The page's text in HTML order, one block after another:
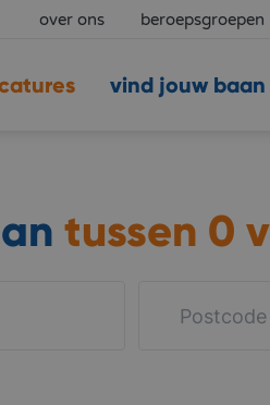
over ons beroepsgroepen
vind jouw baan
tussen 0